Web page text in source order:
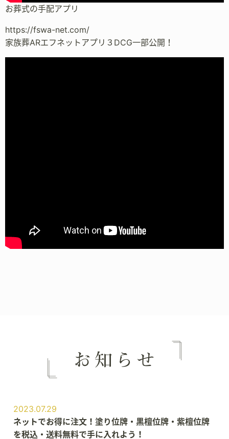
お葬式の手配アプリ
https://fswa-net.com/
家族葬ARエフネットアプリ３DCG一部公開！
2023.07.29
ネットでお得に注文！塗り位牌・黒檀位牌・紫檀位牌
を税込・送料無料で手に入れよう！